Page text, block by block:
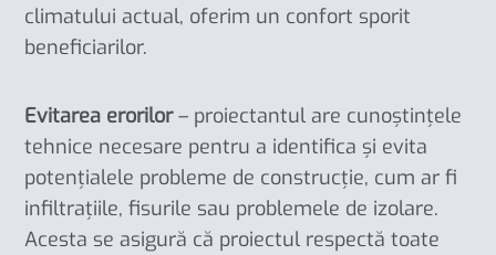
climatului actual, oferim un confort sporit
beneficiarilor.
Evitarea erorilor– proiectantul are cunoștințele
tehnice necesare pentru a identifica și evita
potențialele probleme de construcție, cum ar fi
infiltrațiile, fisurile sau problemele de izolare.
Acesta se asigură că proiectul respectă toate